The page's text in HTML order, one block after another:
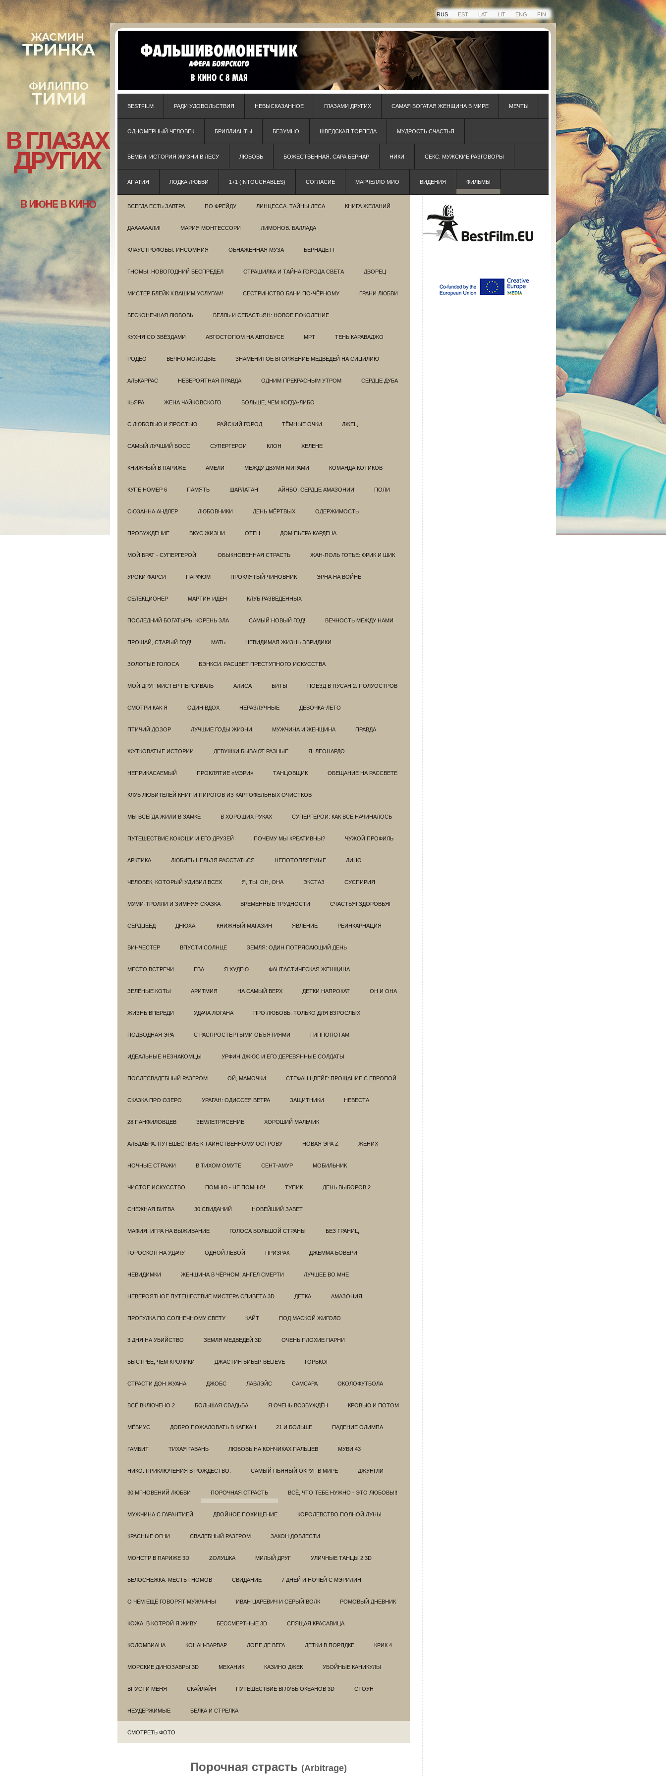
RUS EST LAT LIT ENG FIN
BESTFILM РАДИ УДОВОЛЬСТВИЯ НЕВЫСКАЗАННОЕ ГЛАЗАМИ ДРУГИХ САМАЯ БОГАТАЯ ЖЕНЩИНА В МИРЕ МЕЧТЫ
ОДНОМЕРНЫЙ ЧЕЛОВЕК БРИЛЛИАНТЫ БЕЗУМНО ШВЕДСКАЯ ТОРПЕДА МУДРОСТЬ СЧАСТЬЯ
БЕМБИ. ИСТОРИЯ ЖИЗНИ В ЛЕСУ ЛЮБОВЬ БОЖЕСТВЕННАЯ. САРА БЕРНАР НИКИ СЕКС. МУЖСКИЕ РАЗГОВОРЫ
АПАТИЯ ЛОДКА ЛЮБВИ 1+1 (INTOUCHABLES) СОГЛАСИЕ МАРЧЕЛЛО МИО ВИДЕНИЯ ФИЛЬМЫ
ВСЕГДА ЕСТЬ ЗАВТРА ПО ФРЕЙДУ ЛИНЦЕССА. ТАЙНЫ ЛЕСА КНИГА ЖЕЛАНИЙ
ДААААААЛИ! МАРИЯ МОНТЕССОРИ ЛИМОНОВ. БАЛЛАДА
КЛАУСТРОФОБЫ: ИНСОМНИЯ ОБНАЖЕННАЯ МУЗА БЕРНАДЕТТ
ГНОМЫ. НОВОГОДНИЙ БЕСПРЕДЕЛ СТРАШИЛКА И ТАЙНА ГОРОДА СВЕТА ДВОРЕЦ
МИСТЕР БЛЕЙК К ВАШИМ УСЛУГАМ! СЕСТРИНСТВО БАНИ ПО-ЧЁРНОМУ ГРАНИ ЛЮБВИ
БЕСКОНЕЧНАЯ ЛЮБОВЬ БЕЛЛЬ И СЕБАСТЬЯН: НОВОЕ ПОКОЛЕНИЕ
КУХНЯ СО ЗВЁЗДАМИ АВТОСТОПОМ НА АВТОБУСЕ МРТ ТЕНЬ КАРАВАДЖО
РОДЕО ВЕЧНО МОЛОДЫЕ ЗНАМЕНИТОЕ ВТОРЖЕНИЕ МЕДВЕДЕЙ НА СИЦИЛИЮ
АЛЬКАРРАС НЕВЕРОЯТНАЯ ПРАВДА ОДНИМ ПРЕКРАСНЫМ УТРОМ СЕРДЦЕ ДУБА
КЬЯРА ЖЕНА ЧАЙКОВСКОГО БОЛЬШЕ, ЧЕМ КОГДА-ЛИБО
С ЛЮБОВЬЮ И ЯРОСТЬЮ РАЙСКИЙ ГОРОД ТЁМНЫЕ ОЧКИ ЛЖЕЦ
САМЫЙ ЛУЧШИЙ БОСС СУПЕРГЕРОИ КЛОН ХЕЛЕНЕ
КНИЖНЫЙ В ПАРИЖЕ АМЕЛИ МЕЖДУ ДВУМЯ МИРАМИ КОМАНДА КОТИКОВ
КУПЕ НОМЕР 6 ПАМЯТЬ ШАРЛАТАН АЙНБО. СЕРДЦЕ АМАЗОНИИ ПОЛИ
СЮЗАННА АНДЛЕР ЛЮБОВНИКИ ДЕНЬ МЁРТВЫХ ОДЕРЖИМОСТЬ
ПРОБУЖДЕНИЕ ВКУС ЖИЗНИ ОТЕЦ ДОМ ПЬЕРА КАРДЕНА
МОЙ БРАТ - СУПЕРГЕРОЙ! ОБЫКНОВЕННАЯ СТРАСТЬ ЖАН-ПОЛЬ ГОТЬЕ: ФРИК И ШИК
УРОКИ ФАРСИ ПАРФЮМ ПРОКЛЯТЫЙ ЧИНОВНИК ЭРНА НА ВОЙНЕ
СЕЛЕКЦИОНЕР МАРТИН ИДЕН КЛУБ РАЗВЕДEННЫХ
ПОСЛЕДНИЙ БОГАТЫРЬ: КОРЕНЬ ЗЛА САМЫЙ НОВЫЙ ГОД! ВЕЧНОСТЬ МЕЖДУ НАМИ
ПРОЩАЙ, СТАРЫЙ ГОД! МАТЬ НЕВИДИМАЯ ЖИЗНЬ ЭВРИДИКИ
ЗОЛОТЫЕ ГОЛОСА БЭНКСИ. РАСЦВЕТ ПРЕСТУПНОГО ИСКУССТВА
МОЙ ДРУГ МИСТЕР ПЕРСИВАЛЬ АЛИСА БИТЫ ПОЕЗД В ПУСАН 2: ПОЛУОСТРОВ
СМОТРИ КАК Я ОДИН ВДОХ НЕРАЗЛУЧНЫЕ ДЕВОЧКА-ЛЕТО
ПТИЧИЙ ДОЗОР ЛУЧШИЕ ГОДЫ ЖИЗНИ МУЖЧИНА И ЖЕНЩИНА ПРАВДА
ЖУТКОВАТЫЕ ИСТОРИИ ДЕВУШКИ БЫВАЮТ РАЗНЫЕ Я, ЛЕОНАРДО
НЕПРИКАСАЕМЫЙ ПРОКЛЯТИЕ «МЭРИ» ТАНЦОВЩИК ОБЕЩАНИЕ НА РАССВЕТЕ
КЛУБ ЛЮБИТЕЛЕЙ КНИГ И ПИРОГОВ ИЗ КАРТОФЕЛЬНЫХ ОЧИСТКОВ
МЫ ВСЕГДА ЖИЛИ В ЗАМКЕ В ХОРОШИХ РУКАХ СУПЕРГЕРОИ: КАК ВСЁ НАЧИНАЛОСЬ
ПУТЕШЕСТВИЕ КОКОШИ И ЕГО ДРУЗЕЙ ПОЧЕМУ МЫ КРЕАТИВНЫ? ЧУЖОЙ ПРОФИЛЬ
АРКТИКА ЛЮБИТЬ НЕЛЬЗЯ РАССТАТЬСЯ НЕПОТОПЛЯЕМЫЕ ЛИЦО
ЧЕЛОВЕК, КОТОРЫЙ УДИВИЛ ВСЕХ Я, ТЫ, ОН, ОНА ЭКСТАЗ СУСПИРИЯ
МУМИ-ТРОЛЛИ И ЗИМНЯЯ СКАЗКА ВРЕМЕННЫЕ ТРУДНОСТИ СЧАСТЬЯ! ЗДОРОВЬЯ!
СЕРДЦЕЕД ДНЮХА! КНИЖНЫЙ МАГАЗИН ЯВЛЕНИЕ РЕИНКАРНАЦИЯ
ВИНЧЕСТЕР ВПУСТИ СОЛНЦЕ ЗЕМЛЯ: ОДИН ПОТРЯСАЮЩИЙ ДЕНЬ
МЕСТО ВСТРЕЧИ ЕВА Я ХУДЕЮ ФАНТАСТИЧЕСКАЯ ЖЕНЩИНА
ЗЕЛЁНЫЕ КОТЫ АРИТМИЯ НА САМЫЙ ВЕРХ ДЕТКИ НАПРОКАТ ОН И ОНА
ЖИЗНЬ ВПЕРЕДИ УДАЧА ЛОГАНА ПРО ЛЮБОВЬ. ТОЛЬКО ДЛЯ ВЗРОСЛЫХ
ПОДВОДНАЯ ЭРА С РАСПРОСТЕРТЫМИ ОБЪЯТИЯМИ ГИППОПОТАМ
ИДЕАЛЬНЫЕ НЕЗНАКОМЦЫ УРФИН ДЖЮС И ЕГО ДЕРЕВЯННЫЕ СОЛДАТЫ
ПОСЛЕСВАДЕБНЫЙ РАЗГРОМ ОЙ, МАМОЧКИ СТЕФАН ЦВЕЙГ: ПРОЩАНИЕ С ЕВРОПОЙ
СКАЗКА ПРО ОЗЕРО УРАГАН: ОДИССЕЯ ВЕТРА ЗАЩИТНИКИ НЕВЕСТА
28 ПАНФИЛОВЦЕВ ЗЕМЛЕТРЯСЕНИЕ ХОРОШИЙ МАЛЬЧИК
АЛЬДАБРА. ПУТЕШЕСТВИЕ К ТАИНСТВЕННОМУ ОСТРОВУ НОВАЯ ЭРА Z ЖЕНИХ
НОЧНЫЕ СТРАЖИ В ТИХОМ ОМУТЕ СЕНТ-АМУР МОБИЛЬНИК
ЧИСТОЕ ИСКУССТВО ПОМНЮ - НЕ ПОМНЮ! ТУПИК ДЕНЬ ВЫБОРОВ 2
СНЕЖНАЯ БИТВА 30 СВИДАНИЙ НОВЕЙШИЙ ЗАВЕТ
МАФИЯ: ИГРА НА ВЫЖИВАНИЕ ГОЛОСА БОЛЬШОЙ СТРАНЫ БЕЗ ГРАНИЦ
ГОРОСКОП НА УДАЧУ ОДНОЙ ЛЕВОЙ ПРИЗРАК ДЖЕММА БОВЕРИ
НЕВИДИМКИ ЖЕНЩИНА В ЧЁРНОМ: АНГЕЛ СМЕРТИ ЛУЧШЕЕ ВО МНЕ
НЕВЕРОЯТНОЕ ПУТЕШЕСТВИЕ МИСТЕРА СПИВЕТА 3D ДЕТКА АМАЗОНИЯ
ПРОГУЛКА ПО СОЛНЕЧНОМУ СВЕТУ КАЙТ ПОД МАСКОЙ ЖИГОЛО
3 ДНЯ НА УБИЙСТВО ЗЕМЛЯ МЕДВЕДЕЙ 3D ОЧЕНЬ ПЛОХИЕ ПАРНИ
БЫСТРЕЕ, ЧЕМ КРОЛИКИ ДЖАСТИН БИБЕР. BELIEVE ГОРЬКО!
СТРАСТИ ДОН ЖУАНА ДЖОБС ЛАВЛЭЙС САМСАРА ОКОЛОФУТБОЛА
ВСЁ ВКЛЮЧЕНО 2 БОЛЬШАЯ СВАДЬБА Я ОЧЕНЬ ВОЗБУЖДЁН КРОВЬЮ И ПОТОМ
МЁБИУС ДОБРО ПОЖАЛОВАТЬ В КАПКАН 21 И БОЛЬШЕ ПАДЕНИЕ ОЛИМПА
ГАМБИТ ТИХАЯ ГАВАНЬ ЛЮБОВЬ НА КОНЧИКАХ ПАЛЬЦЕВ МУВИ 43
НИКО. ПРИКЛЮЧЕНИЯ В РОЖДЕСТВО. САМЫЙ ПЬЯНЫЙ ОКРУГ В МИРЕ ДЖУНГЛИ
30 МГНОВЕНИЙ ЛЮБВИ ПОРОЧНАЯ СТРАСТЬ ВСЁ, ЧТО ТЕБЕ НУЖНО - ЭТО ЛЮБОВЬ!!!
МУЖЧИНА С ГАРАНТИЕЙ ДВОЙНОЕ ПОХИЩЕНИЕ КОРОЛЕВСТВО ПОЛНОЙ ЛУНЫ
КРАСНЫЕ ОГНИ СВАДЕБНЫЙ РАЗГРОМ ЗАКОН ДОБЛЕСТИ
МОНСТР В ПАРИЖЕ 3D ZОЛУШКА МИЛЫЙ ДРУГ УЛИЧНЫЕ ТАНЦЫ 2 3D
БЕЛОСНЕЖКА: МЕСТЬ ГНОМОВ СВИДАНИЕ 7 ДНЕЙ И НОЧЕЙ С МЭРИЛИН
О ЧЁМ ЕЩЁ ГОВОРЯТ МУЖЧИНЫ ИВАН ЦАРЕВИЧ И СЕРЫЙ ВОЛК РОМОВЫЙ ДНЕВНИК
КОЖА, В КОТРОЙ Я ЖИВУ БЕССМЕРТНЫЕ 3D СПЯЩАЯ КРАСАВИЦА
КОЛОМБИАНА КОНАН-ВАРВАР ЛОПЕ ДЕ ВЕГА ДЕТКИ В ПОРЯДКЕ КРИК 4
МОРСКИЕ ДИНОЗАВРЫ 3D МЕХАНИК КАЗИНО ДЖЕК УБОЙНЫЕ КАНИКУЛЫ
ВПУСТИ МЕНЯ СКАЙЛАЙН ПУТЕШЕСТВИЕ ВГЛУБЬ ОКЕАНОВ 3D СТОУН
НЕУДЕРЖИМЫЕ БЕЛКА И СТРЕЛКА
СМОТРЕТЬ ФОТО
Порочная страсть (Arbitrage)